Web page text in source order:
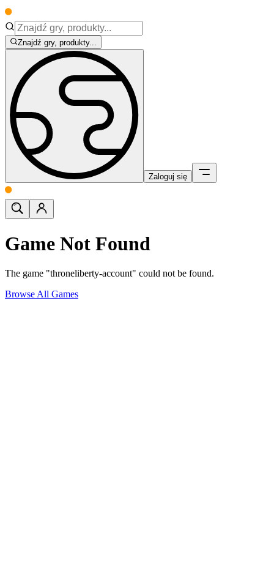
Znajdź gry, produkty...
Zaloguj się
Game Not Found
The game "throneliberty-account" could not be found.
Browse All Games